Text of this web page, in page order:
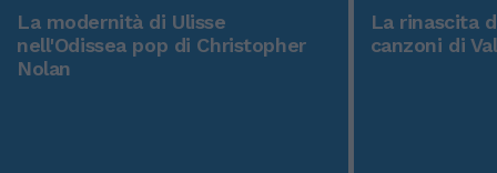
La modernità di Ulisse
nell'Odissea pop di Christopher
Nolan
La rinascita
canzoni di